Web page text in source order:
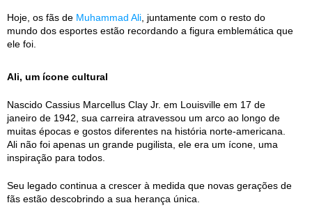
Hoje, os fãs de Muhammad Ali , juntamente com o resto do
mundo dos esportes estão recordando a figura emblemática que
ele foi.
Ali, um ícone cultural
Nascido Cassius Marcellus Clay Jr. em Louisville em 17 de
janeiro de 1942, sua carreira atravessou um arco ao longo de
muitas épocas e gostos diferentes na história norte-americana.
Ali não foi apenas un grande pugilista, ele era um ícone, uma
inspiração para todos.
Seu legado continua a crescer à medida que novas gerações de
fãs estão descobrindo a sua herança única.